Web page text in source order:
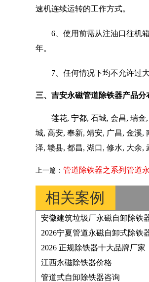
速机连续运转的工作方式。
6、使用前需从注油口往机
年。
7、任何情况下均不允许过
三、吉安永磁管道除铁器产品分
莲花, 宁都, 石城, 会昌, 瑞
城, 高安, 奉新, 靖安, 广昌, 金溪,
泽, 赣县, 都昌, 湖口, 修水, 大余,
上一篇： 管道除铁器之系列管道
相关案例
江西永磁除铁器价格
管道式自卸除铁器咨询